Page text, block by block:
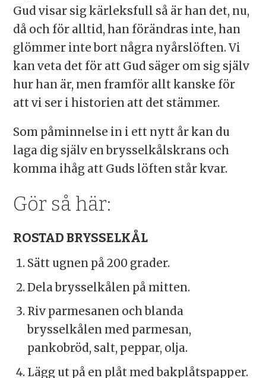
Gud visar sig kärleksfull så är han det, nu,
då och för alltid, han förändras inte, han
glömmer inte bort några nyårslöften. Vi
kan veta det för att Gud säger om sig själv
hur han är, men framför allt kanske för
att vi ser i historien att det stämmer.
Som påminnelse in i ett nytt år kan du
laga dig själv en brysselkålskrans och
komma ihåg att Guds löften står kvar.
Gör så här:
ROSTAD BRYSSELKÅL
Sätt ugnen på 200 grader.
Dela brysselkålen på mitten.
Riv parmesanen och blanda
brysselkålen med parmesan,
pankobröd, salt, peppar, olja.
Lägg ut på en plåt med bakplåtspapper.